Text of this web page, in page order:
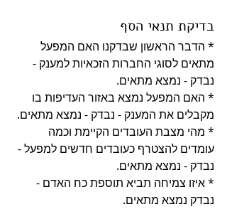
בדיקת תנאי הסף
* הדבר הראשון שבדקנו האם המפעל
מתאים לסוגי החברות הזכאיות למענק -
נבדק - נמצא מתאים.
* האם המפעל נמצא באזור העדיפות בו
מקבלים את המענק - נבדק - נמצא מתאים.
* מהי מצבת העובדים הקיימת וכמה
עומדים להצטרף כעובדים חדשים למפעל -
נבדק - נמצא מתאים.
* איזו צמיחה תביא תוספת כח האדם -
נבדק נמצא מתאים.